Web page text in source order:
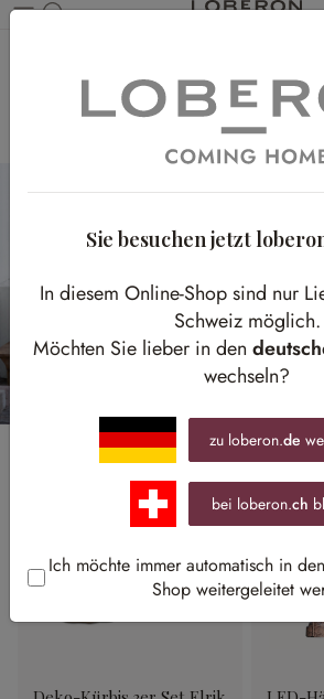
Stilvoll herbstliche
Sie besuchen jetzt
In diesem Online-Shop sind nur
Schweiz möglich.
Möchten Sie lieber in den
wechseln?
zu loberon.de
bei loberon.ch
Ich möchte immer automatisch in
Shop weitergeleitet